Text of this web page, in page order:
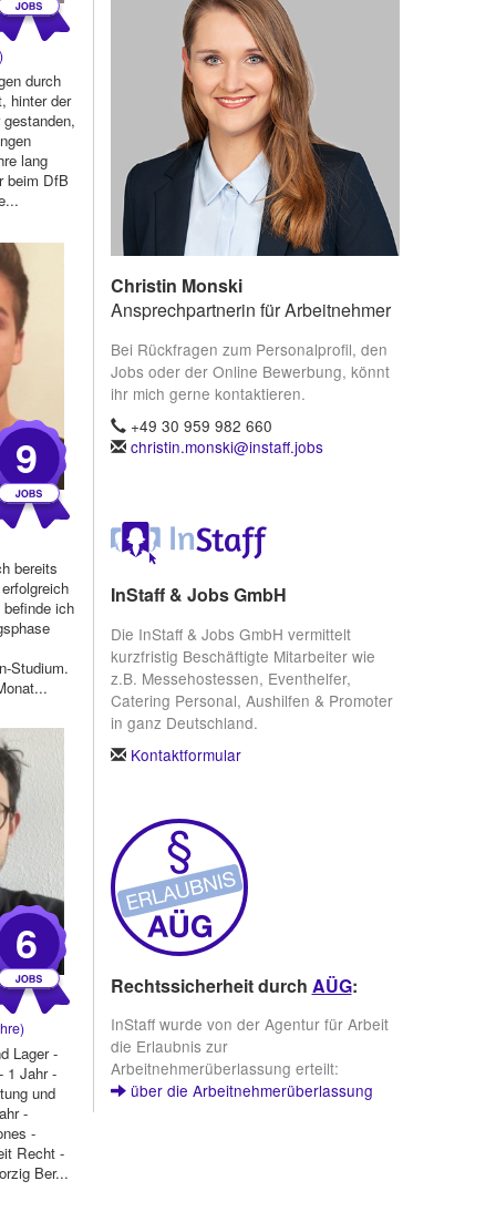
durch
hinter der
lang
beim DfB
9
bereits
ich
Studium.
6
Lager -
1 Jahr -
und
-
-
Recht -
Ber...
Christin Monski
Ansprechpartnerin für Arbeitnehmer
Bei Rückfragen zum Personalprofil, den
Jobs oder der Online Bewerbung, könnt
ihr mich gerne kontaktieren.
+49 30 959 982 660
christin.monski@instaff.jobs
InStaff & Jobs GmbH
Die InStaff & Jobs GmbH vermittelt
kurzfristig Beschäftigte Mitarbeiter wie
z.B. Messehostessen, Eventhelfer,
Catering Personal, Aushilfen & Promoter
in ganz Deutschland.
Kontaktformular
Rechtssicherheit durch AÜG:
InStaff wurde von der Agentur für Arbeit
die Erlaubnis zur
Arbeitnehmerüberlassung erteilt:
über die Arbeitnehmerüberlassung